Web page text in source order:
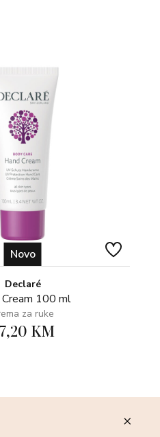
i ostavljaju ruke mekim i
Novo
Declaré
Cream 100 ml
za ruke
KM
Poslovnice